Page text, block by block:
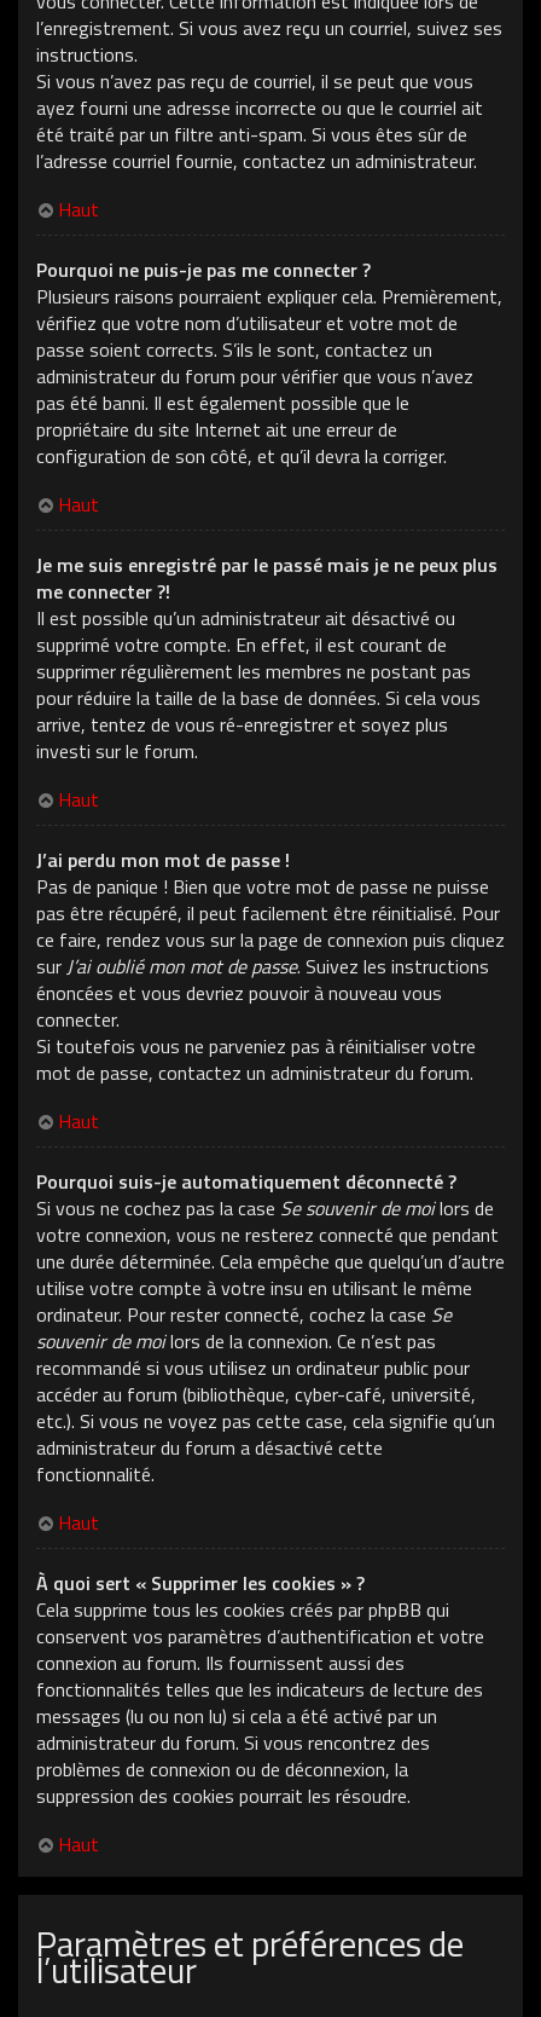
l’enregistrement. Si vous avez reçu un courriel, suivez ses
instructions.
Si vous n’avez pas reçu de courriel, il se peut que vous
ayez fourni une adresse incorrecte ou que le courriel ait
été traité par un filtre anti-spam. Si vous êtes sûr de
l’adresse courriel fournie, contactez un administrateur.
Haut
Pourquoi ne puis-je pas me connecter ?
Plusieurs raisons pourraient expliquer cela. Premièrement,
vérifiez que votre nom d’utilisateur et votre mot de
passe soient corrects. S’ils le sont, contactez un
administrateur du forum pour vérifier que vous n’avez
pas été banni. Il est également possible que le
propriétaire du site Internet ait une erreur de
configuration de son côté, et qu’il devra la corriger.
Haut
Je me suis enregistré par le passé mais je ne peux plus
me connecter ?!
Il est possible qu’un administrateur ait désactivé ou
supprimé votre compte. En effet, il est courant de
supprimer régulièrement les membres ne postant pas
pour réduire la taille de la base de données. Si cela vous
arrive, tentez de vous ré-enregistrer et soyez plus
investi sur le forum.
Haut
J’ai perdu mon mot de passe !
Pas de panique ! Bien que votre mot de passe ne puisse
pas être récupéré, il peut facilement être réinitialisé. Pour
ce faire, rendez vous sur la page de connexion puis cliquez
sur J’ai oublié mon mot de passe. Suivez les instructions
énoncées et vous devriez pouvoir à nouveau vous
connecter.
Si toutefois vous ne parveniez pas à réinitialiser votre
mot de passe, contactez un administrateur du forum.
Haut
Pourquoi suis-je automatiquement déconnecté ?
Si vous ne cochez pas la case Se souvenir de moilors de
votre connexion, vous ne resterez connecté que pendant
une durée déterminée. Cela empêche que quelqu’un d’autre
utilise votre compte à votre insu en utilisant le même
ordinateur. Pour rester connecté, cochez la case Se
souvenir de moilors de la connexion. Ce n’est pas
recommandé si vous utilisez un ordinateur public pour
accéder au forum (bibliothèque, cyber-café, université,
etc.). Si vous ne voyez pas cette case, cela signifie qu’un
administrateur du forum a désactivé cette
fonctionnalité.
Haut
À quoi sert « Supprimer les cookies » ?
Cela supprime tous les cookies créés par phpBB qui
conservent vos paramètres d’authentification et votre
connexion au forum. Ils fournissent aussi des
fonctionnalités telles que les indicateurs de lecture des
messages (lu ou non lu) si cela a été activé par un
administrateur du forum. Si vous rencontrez des
problèmes de connexion ou de déconnexion, la
suppression des cookies pourrait les résoudre.
Haut
Paramètres et préférences de
l’utilisateur